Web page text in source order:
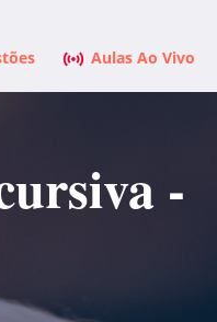
Aulas Ao Vivo
-